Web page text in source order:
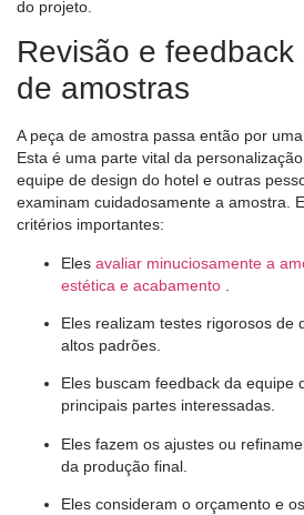
do projeto.
Revisão e
de amostras
A peça de amostra passa então por
Esta é uma parte vital da
equipe de design do hotel e outras
examinam cuidadosamente a amostra.
critérios importantes:
Eles avaliar minuciosamente a
estética e acabamento
Eles realizam testes rigorosos de
altos padrões.
Eles buscam feedback da equipe
principais partes interessadas.
Eles fazem os ajustes ou
da produção final.
Eles consideram o orçamento e